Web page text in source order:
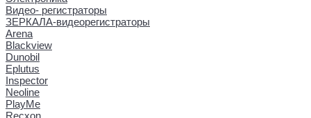
Видео- регистраторы
ЗЕРКАЛА-видеорегистраторы
Arena
Blackview
Dunobil
Eplutus
Inspector
Neoline
PlayMe
Recxon